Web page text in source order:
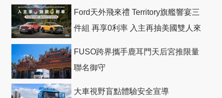
Ford天外飛來禮 Territory旗艦響宴三
件組 再享0利率 入主再抽美國雙人來
FUSO跨界攜手鹿耳門天后宮推限量
聯名御守
大車視野盲點體驗安全宣導